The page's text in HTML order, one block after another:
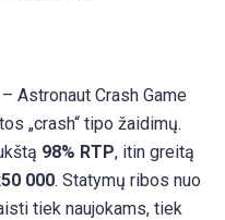
Astronaut Crash Game
„crash“ tipo žaidimų.
98% RTP, itin greitą
000. Statymų ribos nuo
tiek naujokams, tiek